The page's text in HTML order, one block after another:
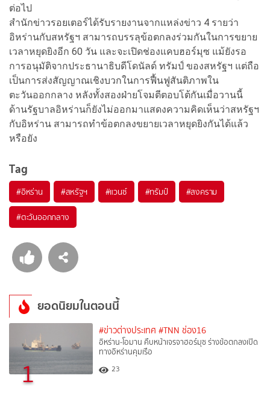
ต่อไป
สำนักข่าวรอยเตอร์ได้รับรายงานจากแหล่งข่าว 4 รายว่า
อิหร่านกับสหรัฐฯ สามารถบรรลุข้อตกลงร่วมกันในการขยาย
เวลาหยุดยิงอีก 60 วัน และจะเปิดช่องแคบฮอร์มุซ แม้ยังรอ
การอนุมัติจากประธานาธิบดีโดนัลด์ ทรัมป์ ของสหรัฐฯ แต่ถือ
เป็นการส่งสัญญาณเชิงบวกในการฟื้นฟูสันติภาพใน
ตะวันออกกลาง หลังทั้งสองฝ่ายโจมตีตอบโต้กันเมื่อวานนี้
ด้านรัฐบาลอิหร่านก็ยังไม่ออกมาแสดงความคิดเห็นว่าสหรัฐฯ
กับอิหร่าน สามารถทำข้อตกลงขยายเวลาหยุดยิงกันได้แล้ว
หรือยัง
Tag
#อิหร่าน #สหรัฐฯ #แวนซ์ #ทรัมป์ #สงคราม
#ตะวันออกกลาง
ยอดนิยมในตอนนี้
1
#ข่าวต่างประเทศ #TNN ช่อง16
อิหร่าน-โอมาน คืบหน้าเจรจาฮอร์มุซ ร่างข้อตกลงเปิด
ทางอิหร่านคุมเรือ
23